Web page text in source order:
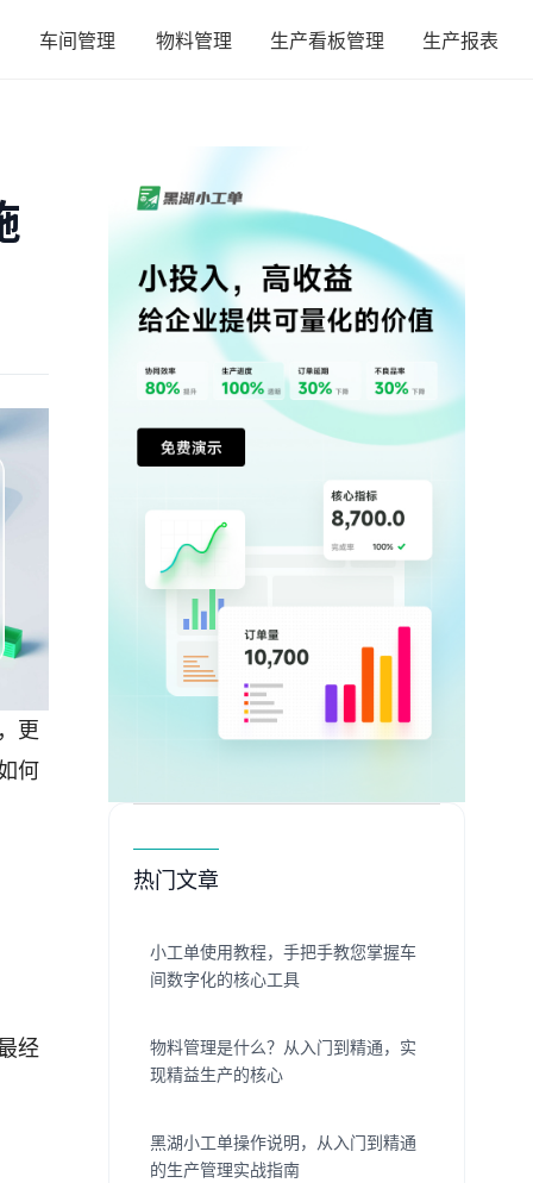
车间管理 物料管理 生产看板管理 生产报表
更
何
经
热门文章
小工单使用教程，手把手教您掌握车
间数字化的核心工具
物料管理是什么？从入门到精通，实
现精益生产的核心
黑湖小工单操作说明，从入门到精通
的生产管理实战指南